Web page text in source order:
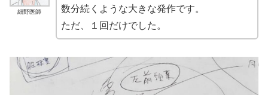
細野医師
数分続くような大きな発作です。
ただ、１回だけでした。